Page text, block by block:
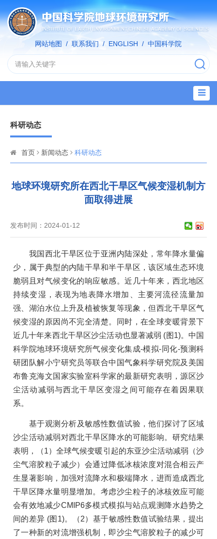
网站地图 / 联系我们 / ENGLISH / 中国科学院
科研动态
首页 新闻动态 科研动态
地球环境研究所在西北干旱区气候变湿机制方
面取得进展
发布时间：2024-01-12
我国西北干旱区位于亚洲 内陆深处 ，常年降水量偏
少， 属于典型的内陆干旱和半干旱区 ，该区域生态环境
脆弱且对气候变化的响应敏感。近几十年来，西北地区
持续变湿，表现为地表降水增加、主要河流径流量加
强、湖泊水位上升及植被恢复等现象，但西北干旱区气
候变湿的原因 尚不完全清楚。 同时 ，在全球变暖背景下
近几十年来西北干旱区沙尘活动也显著减弱 (图1)。中国
科学院地球环境研究所气候变化集成-模拟-同化-预测科
研团队解小宁研究员等联合中国气象科学研究院及美国
布鲁克海文国家实验室科学家的最新研究表明 ，源区沙
尘活动减弱与西北干旱区变湿之间可能存在着 因果联
系。
基于观测 分析及敏感性数值试验，他们探讨了 区域
沙尘活动减弱对西北干旱区降水的可能影响。研究结果
表明 ， （1）全球气候变暖引起的东亚沙尘活动减弱（沙
尘气溶胶粒子减少）会通过降低冰核浓度对混合相云产
生显著影响，加强对流降水和极端降水，进而造成西北
干旱区降水量明显增加。 考虑沙尘粒子的冰核效应可能
会有效地减少CMIP6多模式模拟与站点观测降水趋势之
间的差异 (图1)。 （2） 基于敏感性数值试验结果，提出
了一种新的对流增强机制， 即沙尘气溶胶粒子的减少可